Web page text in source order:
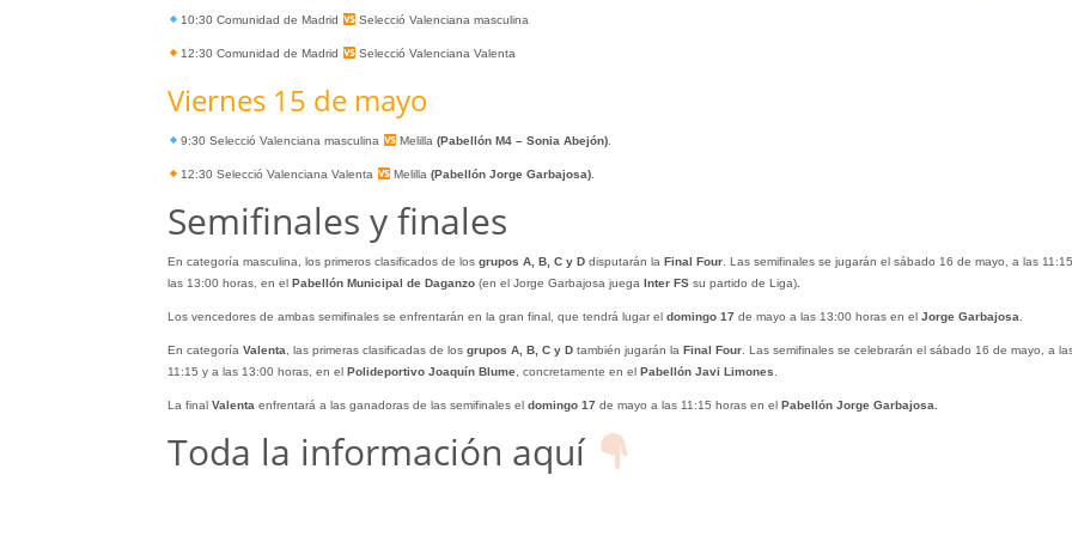
10:30 Comunidad de Madrid Selecció Valenciana masculina
12:30 Comunidad de Madrid Selecció Valenciana Valenta
Viernes 15 de mayo
9:30 Selecció Valenciana masculina Melilla (Pabellón M4 – Sonia Abejón)
12:30 Selecció Valenciana Valenta Melilla(Pabellón Jorge Garbajosa)
Semifinales y finales
En categoría masculina, los primeros clasificados de los grupos A, B, C y Ddisputarán la Final Four. Las semifinales se jugarán el sábado 16 de mayo, a las
las 13:00 horas, en el Pabellón Municipal de Daganzo (en el Jorge Garbajosa juega Inter FS su partido de Liga).
Los vencedores de ambas semifinales se enfrentarán en la gran final, que tendrá lugar eldomingo 17 de mayo a las 13:00 horas en el Jorge Garbajosa
En categoría Valenta , las primeras clasificadas de los grupos A, B, C y Dtambién jugarán la Final Four. Las semifinales se celebrarán el sábado 16 de mayo, a
11:15 y a las 13:00 horas, en el Polideportivo Joaquín Blume, concretamente en el Pabellón Javi Limones
La final Valenta enfrentará a las ganadoras de las semifinales el domingo 17 de mayo a las 11:15 horas en el Pabellón Jorge Garbajosa.
Toda la información aquí